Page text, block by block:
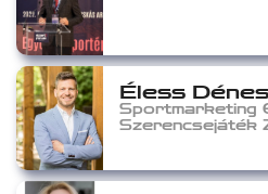
Éless Dénes
Sportmarketing
Szerencsejáték